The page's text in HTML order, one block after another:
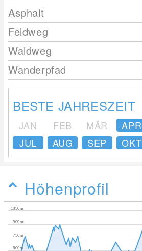
Asphalt
Feldweg
Waldweg
Wanderpfad
BESTE JAHRESZEIT
JAN FEB MÄR APR
JUL
AUG SEP OKT
Höhenprofil
600m
750m
900m
1050m